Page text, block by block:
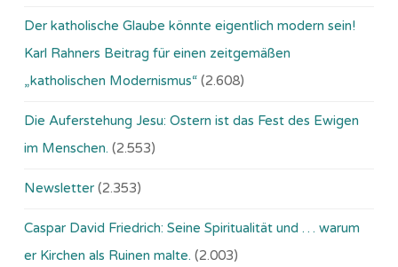
Der katholische Glaube könnte eigentlich modern sein!
Karl Rahners Beitrag für einen zeitgemäßen
„katholischen Modernismus“ (2.608)
Die Auferstehung Jesu: Ostern ist das Fest des Ewigen
im Menschen. (2.553)
Newsletter (2.353)
Caspar David Friedrich: Seine Spiritualität und … warum
er Kirchen als Ruinen malte. (2.003)